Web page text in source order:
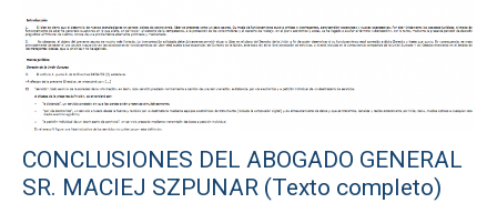
CONCLUSIONES DEL ABOGADO GENERAL
SR. MACIEJ SZPUNAR (Texto completo)